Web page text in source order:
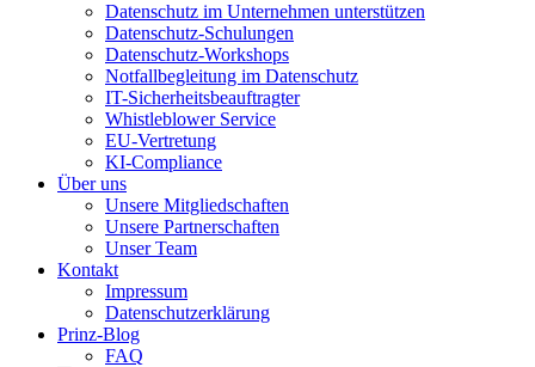
Datenschutz im Unternehmen unterstützen
Datenschutz-Schulungen
Datenschutz-Workshops
Notfallbegleitung im Datenschutz
IT-Sicherheitsbeauftragter
Whistleblower Service
EU-Vertretung
KI-Compliance
Über uns
Unsere Mitgliedschaften
Unsere Partnerschaften
Unser Team
Kontakt
Impressum
Datenschutzerklärung
Prinz-Blog
FAQ